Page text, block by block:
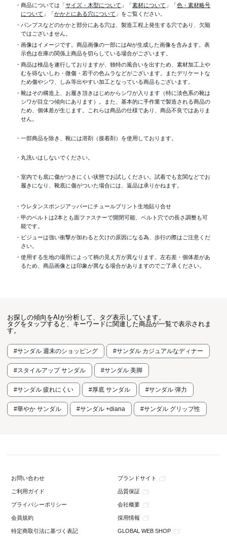
・商品については「サイズ・木型について 」「素材について 」「色・素材略号
について 」「かかとにある穴について 」をご覧ください。
・パンプスなどのかかと部分にある穴は、製造工程上発生する穴であり、欠陥
ではございません。
・画像はイメージです。商品画像の一部にはAIが生成した画像を含みます。表
示色は在庫の関係上商品を切らしている場合がございます。
・商品は検品を遂行しておりますが、独特の風合いを出すため、素材加工上
むを得ないしわ・微傷・若干の色ムラなどがございます。またデリケートな
ため傷やシワ、しみ等出やすい加工となっている商品もございます。
・靴はその構造上、お履き頂きはじめからシワが入ります（特に淡色系の靴は
シワが目立つ傾向にあります）。また、基本的に手作業で製造される商品の
ため、個体差が生じます。これらは商品の仕様であり、商品不良ではありま
せん。
・一部商品を除き、靴には溶剤（接着剤）を使用しております。
・丸洗いはしないでください。
・室内でも底に傷がつきにくい状態でお試しください。試着でも玄関などでお
履きになり、靴底に傷がついた場合には、返品は承りかねます。
・ウレタンスポンジアッパーにチュールプリント生地貼り合せ
・甲のベルトは2本とも面ファスナーで開閉可能、ベルト穴での長さ調整も可
能です。
・ビジューは強い衝撃が加わると欠けの原因になる為、歩行の際はご注意くだ
さい。
・使用する生地の場所によって柄の見え方が異なります。左右差・個体差があ
るため、商品画像とは印象が異なる場合がありますのでご了承ください。
お探しの傾向をAIが分析して、タグ表示しています。
タグをタップすると、キーワードに関連した商品が一覧で表示されま
す。
#サンダル 週末のショッピング #サンダル カジュアルなディナー
#スタイルアップ サンダル #サンダル 美脚
#サンダル 疲れにくい #厚底 サンダル #サンダル 弾力
#華やか サンダル #サンダル +diana #サンダル グリップ性
お問い合わせ ブランドサイト
ご利用ガイド 品質保証
プライバシーポリシー 会社概要
会員規約 採用情報
特定商取引法に基づく表記 GLOBAL WEB SHOP